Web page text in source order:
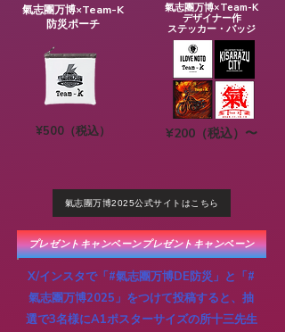
氣志團万博×Team-K
​防災ポーチ
¥500（税込）
氣志團万博×Team-K
​デザイナー作
​ステッカー・バッジ
¥200（税込）〜
氣志團万博2025公式サイトはこちら
プレゼントキャンペーンプレゼントキャンペーン
X/インスタで「#氣志團万博DE防災」と「#
氣志團万博2025」をつけて投稿すると、抽
選で3名様にA1ポスターサイズの所十三先生